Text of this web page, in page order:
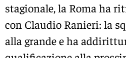
stagionale, la Roma ha
con Claudio Ranieri: la
alla grande e ha